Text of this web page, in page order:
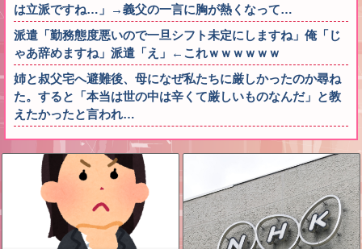
は立派ですね…」→義父の一言に胸が熱くなって…
派遣「勤務態度悪いので一旦シフト未定にしますね」俺「じ
ゃあ辞めますね」派遣「え」←これｗｗｗｗｗｗ
姉と叔父宅へ避難後、母になぜ私たちに厳しかったのか尋ね
た。すると「本当は世の中は辛くて厳しいものなんだ」と教
えたかったと言われ…